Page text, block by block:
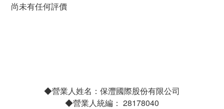
尚未有任何評價
◆營業人姓名：保灃國際股份有限公司
◆營業人統編： 28178040